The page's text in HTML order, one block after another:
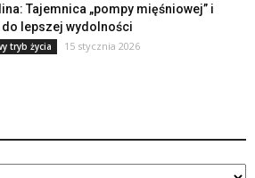
Tajemnica „pompy mięśniowej” i
do lepszej wydolności
tryb życia 15 stycznia 2026